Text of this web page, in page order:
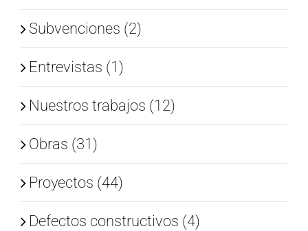
Subvenciones (2)
Entrevistas (1)
Nuestros trabajos (12)
Obras (31)
Proyectos (44)
Defectos constructivos (4)